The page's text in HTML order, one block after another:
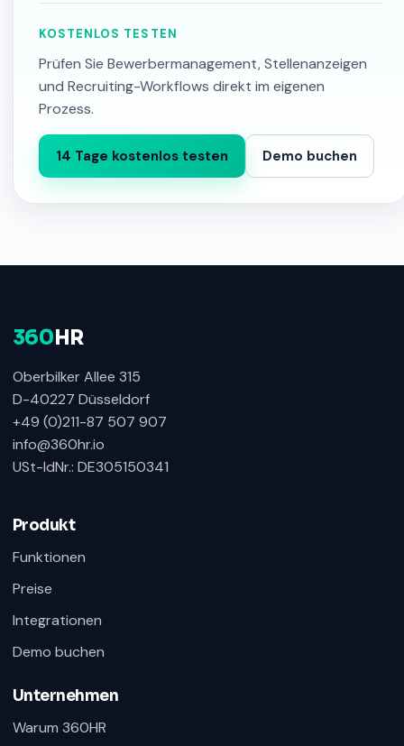
KOSTENLOS TESTEN
Prüfen Sie Bewerbermanagement, Stellenanzeigen
und Recruiting-Workflows direkt im eigenen
Prozess.
14 Tage kostenlos testen Demo buchen
360 HR
Oberbilker Allee 315
D-40227 Düsseldorf
+49 (0)211-87 507 907
info@360hr.io
USt-IdNr.: DE305150341
Produkt
Funktionen
Preise
Integrationen
Demo buchen
Unternehmen
Warum 360HR
Fragen zu Recruiting, ATS oder Demo? Schreiben